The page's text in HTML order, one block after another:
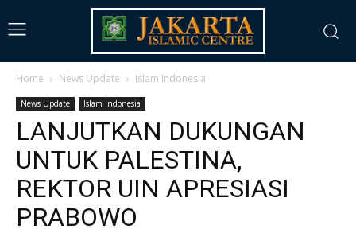
Home News Update Islam Indonesia
News Update Islam Indonesia
LANJUTKAN DUKUNGAN
UNTUK PALESTINA,
REKTOR UIN APRESIASI
PRABOWO